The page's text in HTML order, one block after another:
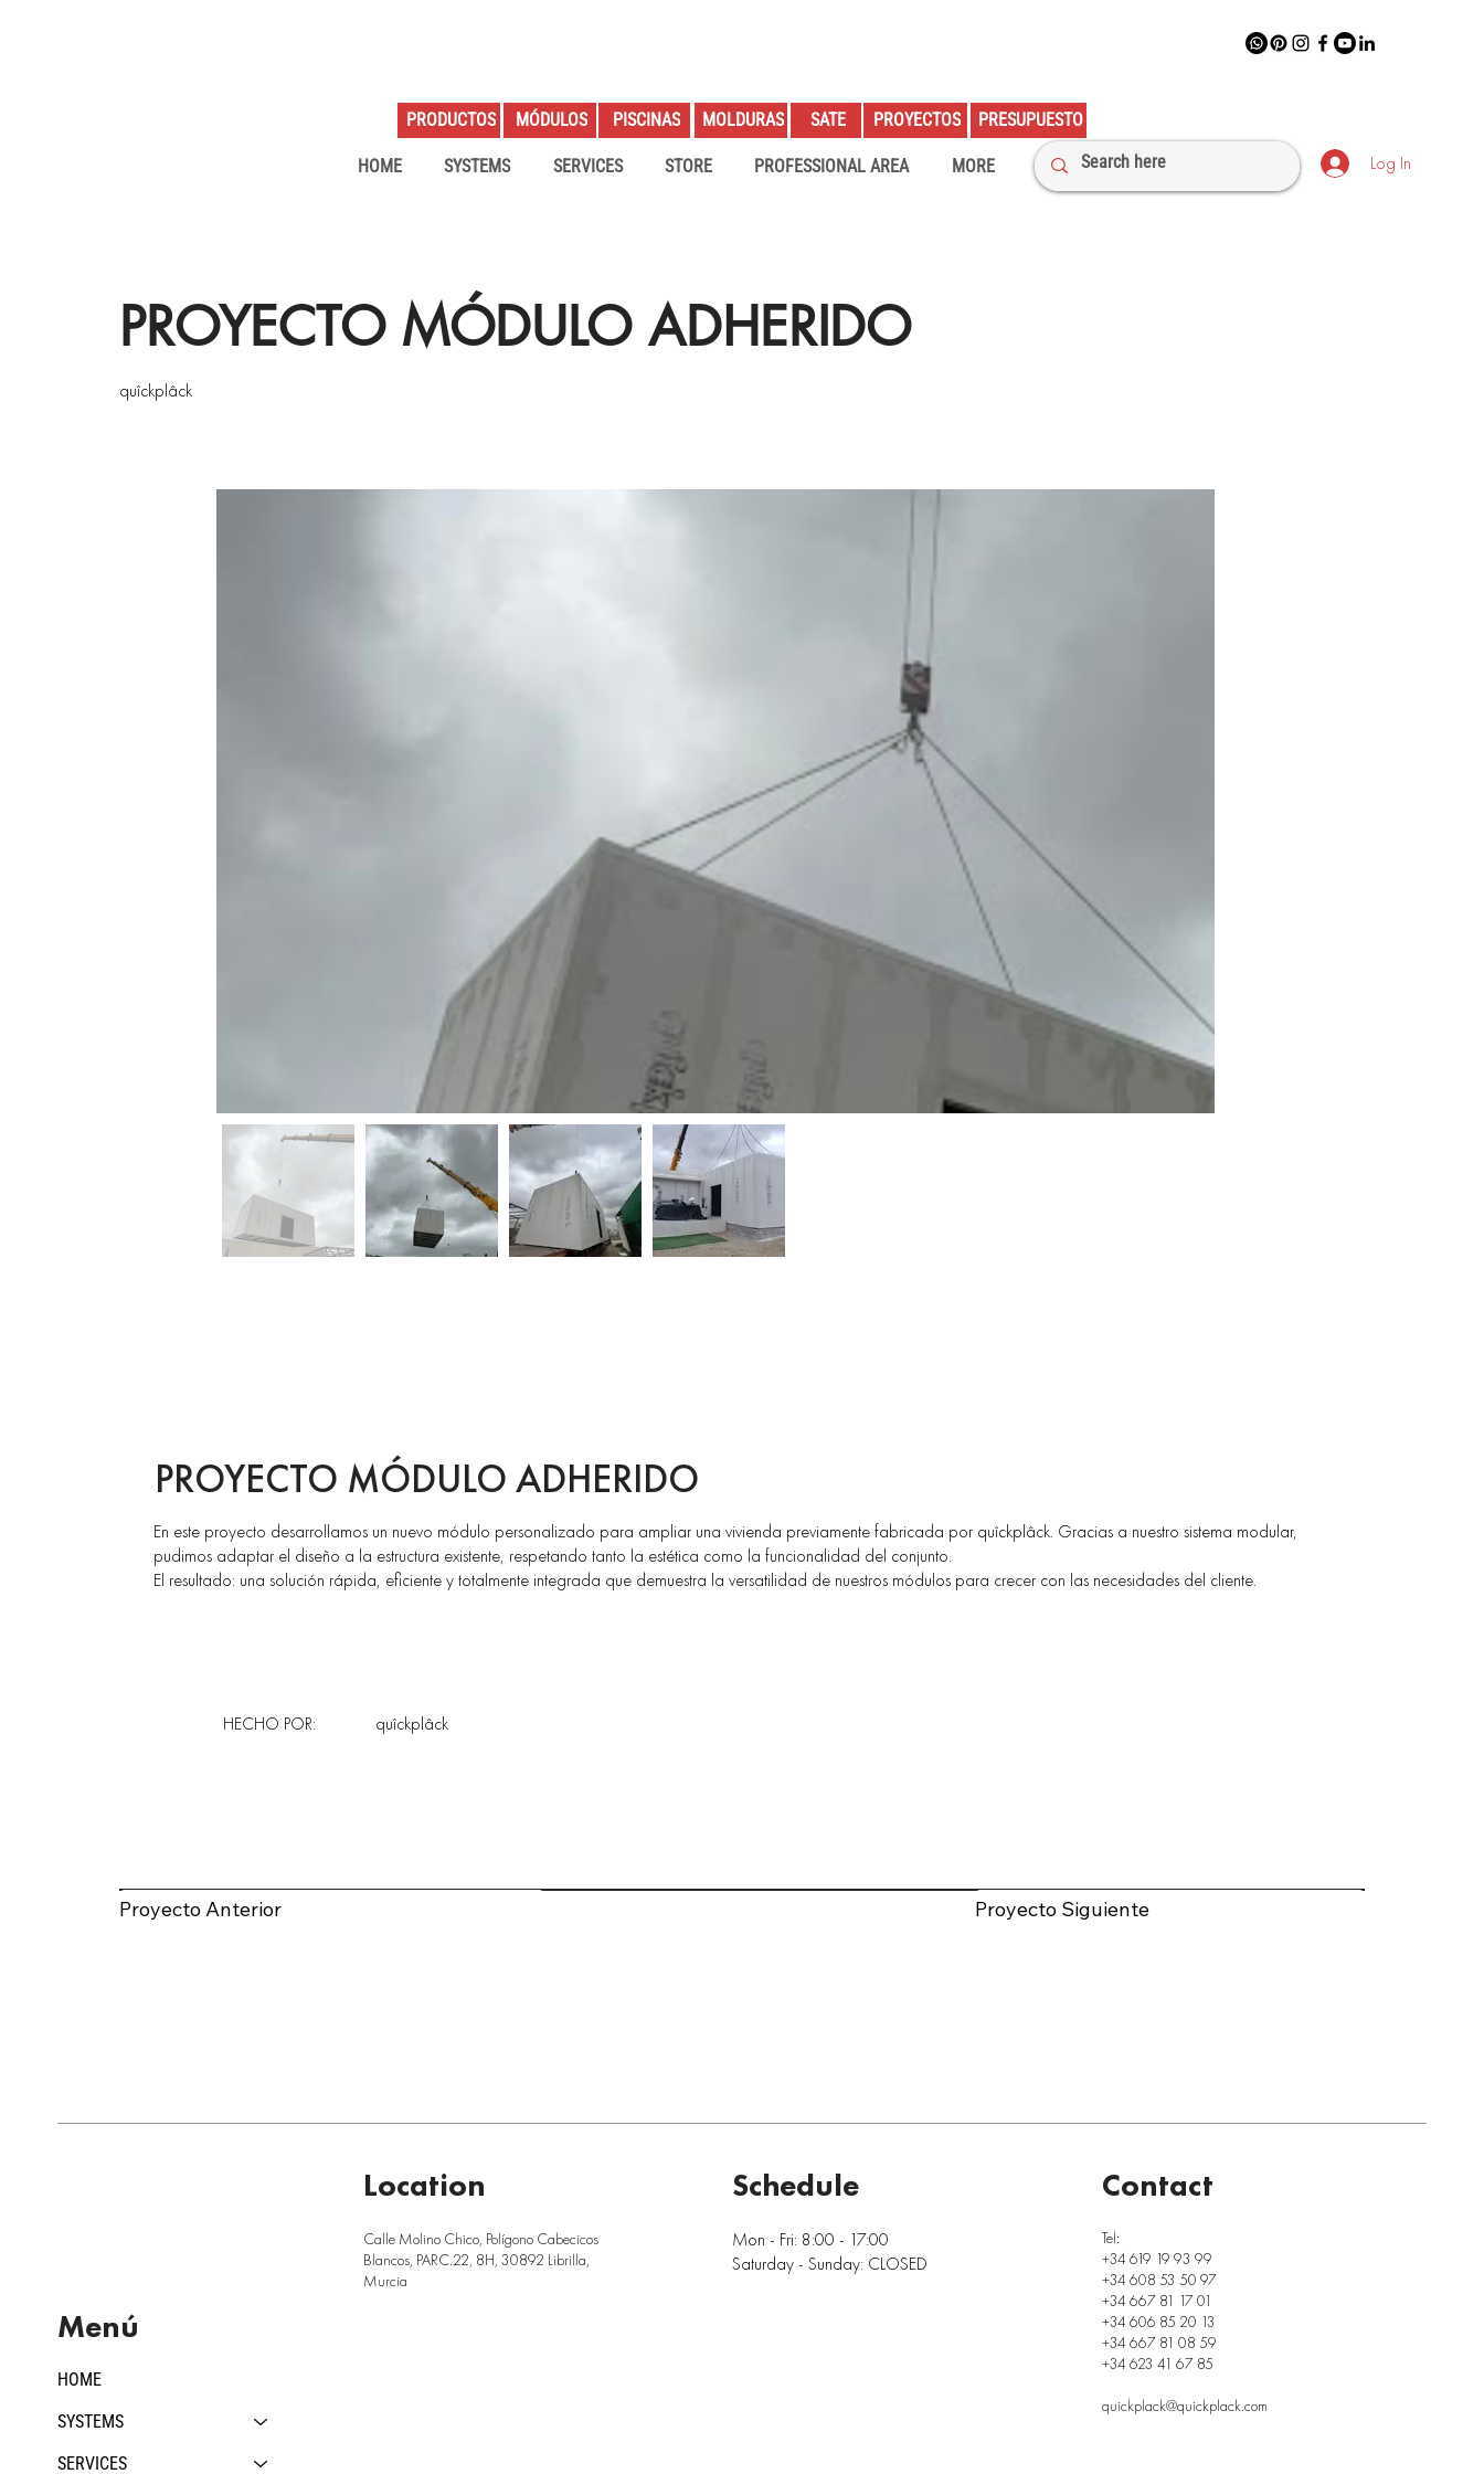
HOME SYSTEMS SERVICES STORE PROFESSIONAL AREA MORE
PRODUCTOS MÓDULOS PISCINAS MOLDURAS SATE PRESUPUESTO
PROYECTOS
Log In
PROYECTO MÓDULO ADHERIDO
quîckplâck
Proyecto Siguiente
Proyecto Anterior
quîckplâck
HECHO POR:
PROYECTO MÓDULO ADHERIDO
En este proyecto desarrollamos un nuevo módulo personalizado para ampliar una vivienda previamente fabricada por quîckplâck. Gracias a nuestro sistema modular,
pudimos adaptar el diseño a la estructura existente, respetando tanto la estética como la funcionalidad del conjunto.
El resultado: una solución rápida, eficiente y totalmente integrada que demuestra la versatilidad de nuestros módulos para crecer con las necesidades del cliente.
HOME
SYSTEMS
SERVICES
Menú
Location
Calle Molino Chico, Polígono Cabecicos
Blancos, PARC.22, 8H, 30892 Librilla,
Murcia
Mon - Fri: 8:00 - 17:00
Saturday - Sunday: CLOSED
Schedule
Tel:
+34 619 19 93 99
+34 608 53 50 97
+34 667 81 17 01
+34 606 85 20 13
+34 667 81 08 59
+34 623 41 67 85
quickplack@quickplack.com
Contact